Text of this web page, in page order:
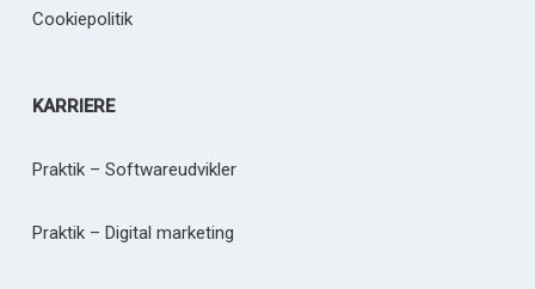
Cookiepolitik
KARRIERE
Praktik – Softwareudvikler
Praktik – Digital marketing